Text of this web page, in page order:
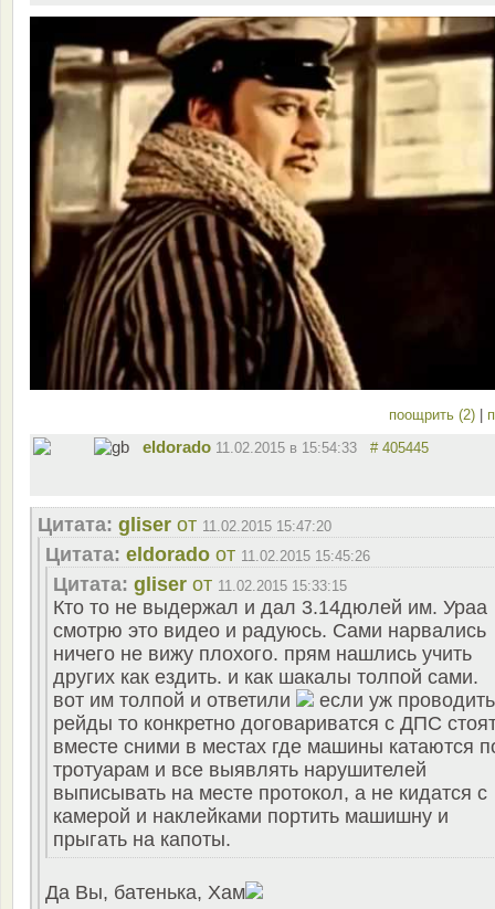
поощрить (2) |
eldorado 11.02.2015 в 15:54:33 # 405445
Цитата: gliser от 11.02.2015 15:47:20
Цитата: eldorado от 11.02.2015 15:45:26
Цитата: gliser от 11.02.2015 15:33:15
Кто то не выдержал и дал 3.14дюлей им. Ураа
смотрю это видео и радуюсь. Сами нарвались
ничего не вижу плохого. прям нашлись учить
других как ездить. и как шакалы толпой сами.
вот им толпой и ответили
если уж проводить
рейды то конкретно договариватся с ДПС
вместе сними в местах где машины катаются
тротуарам и все выявлять нарушителей
выписывать на месте протокол, а не кидатся с
камерой и наклейками портить машишну и
прыгать на капоты.
Да Вы, батенька, Хам